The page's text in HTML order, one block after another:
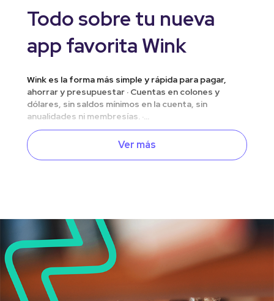
Todo sobre tu nueva
app favorita Wink
Wink es la forma más simple y rápida para pagar,
ahorrar y presupuestar · Cuentas en colones y
dólares, sin saldos mínimos en la cuenta, sin
anualidades ni membresías. ·...
Ver más